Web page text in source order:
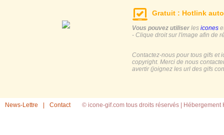
Gratuit : Hotlink
Vous pouvez utiliser les icones
- Clique droit sur l'image afin de
Contactez-nous pour tous gifs et
copyright. Merci de nous
avertir (joignez les url des gifs
News-Lettre Contact © icone-gif.com tous droits réservés | Hébergement